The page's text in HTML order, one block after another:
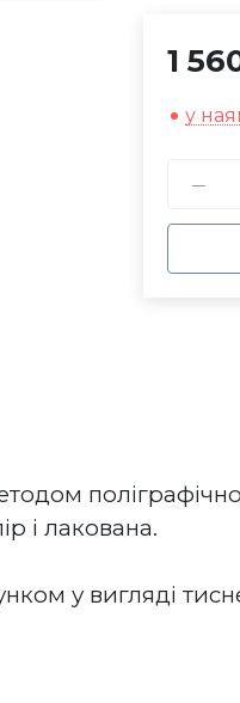
1
у
і лакована.
у вигляді